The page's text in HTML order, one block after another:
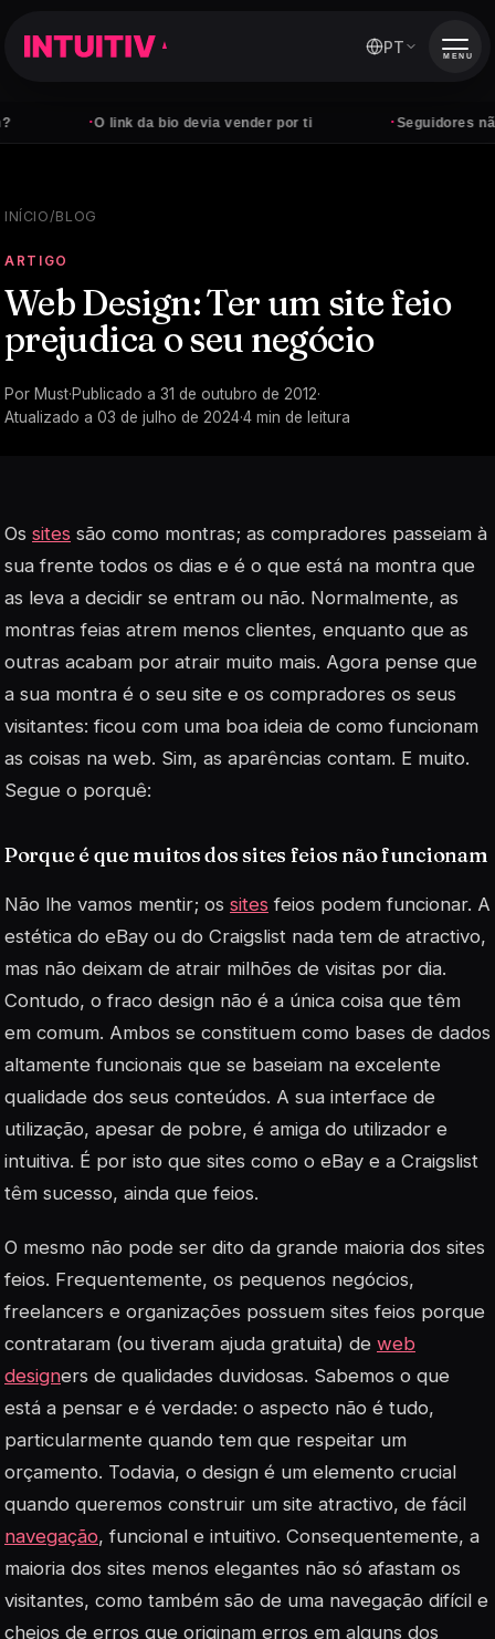
O link da bio devia vender por ti Seguidores não
PT MENU
INÍCIO/BLOG
ARTIGO
Web Design: Ter um site feio
prejudica o seu negócio
Por Must·Publicado a 31 de outubro de 2012·
Atualizado a 03 de julho de 2024·4 min de leitura
Os sites são como montras; as compradores passeiam à
sua frente todos os dias e é o que está na montra que
as leva a decidir se entram ou não. Normalmente, as
montras feias atrem menos clientes, enquanto que as
outras acabam por atrair muito mais. Agora pense que
a sua montra é o seu site e os compradores os seus
visitantes: ficou com uma boa ideia de como funcionam
as coisas na web. Sim, as aparências contam. E muito.
Segue o porquê:
Porque é que muitos dos sites feios não funcionam
Não lhe vamos mentir; os sites feios podem funcionar. A
estética do eBay ou do Craigslist nada tem de atractivo,
mas não deixam de atrair milhões de visitas por dia.
Contudo, o fraco design não é a única coisa que têm
em comum. Ambos se constituem como bases de dados
altamente funcionais que se baseiam na excelente
qualidade dos seus conteúdos. A sua interface de
utilização, apesar de pobre, é amiga do utilizador e
intuitiva. É por isto que sites como o eBay e a Craigslist
têm sucesso, ainda que feios.
O mesmo não pode ser dito da grande maioria dos sites
feios. Frequentemente, os pequenos negócios,
freelancers e organizações possuem sites feios porque
contrataram (ou tiveram ajuda gratuita) de web
designers de qualidades duvidosas. Sabemos o que
está a pensar e é verdade: o aspecto não é tudo,
particularmente quando tem que respeitar um
orçamento. Todavia, o design é um elemento crucial
quando queremos construir um site atractivo, de fácil
navegação, funcional e intuitivo. Consequentemente, a
maioria dos sites menos elegantes não só afastam os
visitantes, como também são de uma navegação difícil e
cheios de erros que originam erros em alguns dos